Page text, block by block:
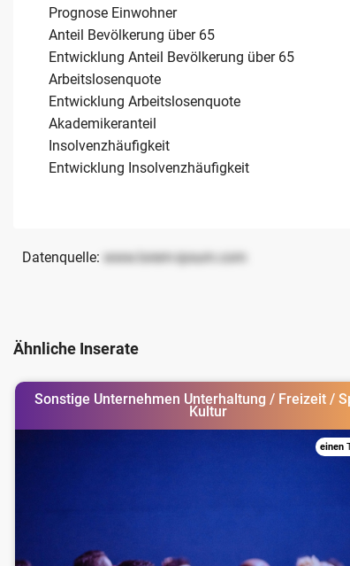
Prognose Einwohner
Anteil Bevölkerung über 65
Entwicklung Anteil Bevölkerung über 65
Arbeitslosenquote
Entwicklung Arbeitslosenquote
Akademikeranteil
Insolvenzhäufigkeit
Entwicklung Insolvenzhäufigkeit
Datenquelle: www.lorem-ipsum.com
Ähnliche Inserate
Sonstige Unternehmen Unterhaltung / Freizeit /
Kultur
einen